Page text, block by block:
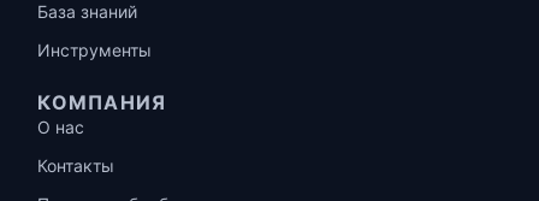
База знаний
Инструменты
КОМПАНИЯ
О нас
Контакты